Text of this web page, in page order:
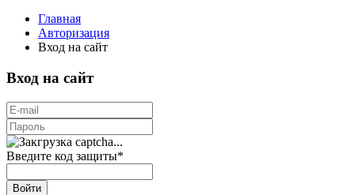
Главная
Авторизация
Вход на сайт
Вход на сайт
Введите код защиты*
Войти